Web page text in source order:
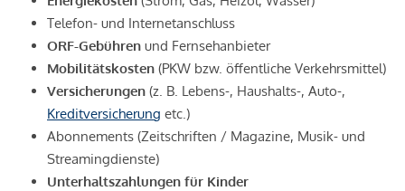
Telefon- und Internetanschluss
ORF-Gebühren und Fernsehanbieter
Mobilitätskosten (PKW bzw. öffentliche Verkehrsmittel)
Versicherungen (z. B. Lebens-, Haushalts-, Auto-,
Kreditversicherung etc.)
Abonnements (Zeitschriften / Magazine, Musik- und
Streamingdienste)
Unterhaltszahlungen für Kinder